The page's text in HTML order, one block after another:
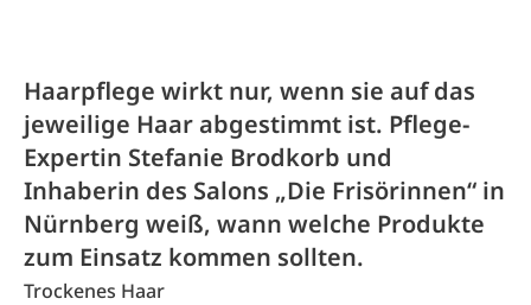
Haarpflege wirkt nur, wenn sie auf das
jeweilige Haar abgestimmt ist. Pflege-
Expertin Stefanie Brodkorb und
Inhaberin des Salons „Die Frisörinnen“ in
Nürnberg weiß, wann welche Produkte
zum Einsatz kommen sollten.
Trockenes Haar